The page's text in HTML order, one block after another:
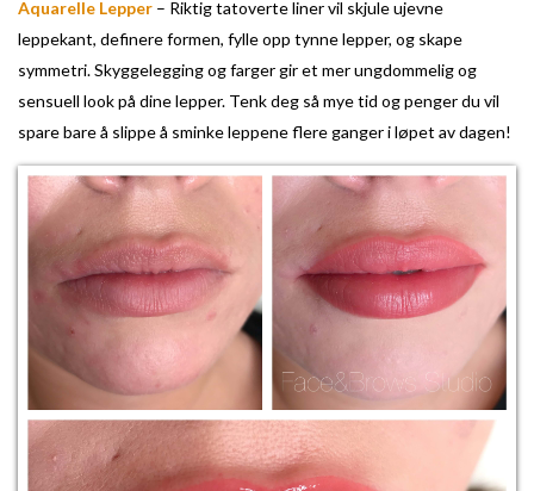
Aquarelle Lepper – Riktig tatoverte liner vil skjule ujevne
leppekant, definere formen, fylle opp tynne lepper, og skape
symmetri. Skyggelegging og farger gir et mer ungdommelig og
sensuell look på dine lepper. Tenk deg så mye tid og penger du vil
spare bare å slippe å sminke leppene flere ganger i løpet av dagen!